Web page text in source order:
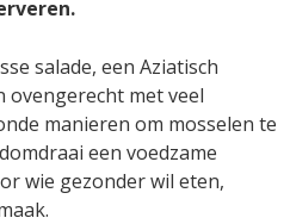
salade, een Aziatisch
ovengerecht met veel
manieren om mosselen te
een voedzame
wie gezonder wil eten,